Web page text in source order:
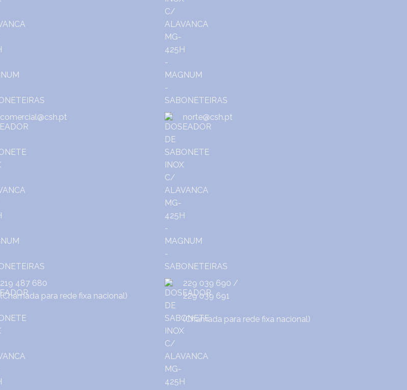
comercial@csh.pt
219 487 680
(Chamada para rede fixa nacional)
norte@csh.pt
229 039 690 /
229 039 691
(Chamada para rede fixa nacional)